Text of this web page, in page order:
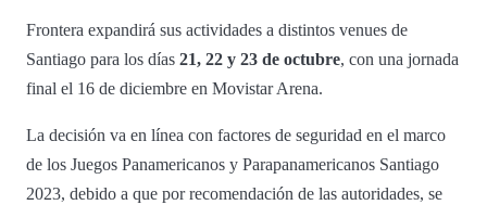
Frontera expandirá sus actividades a distintos venues de
Santiago para los días 21, 22 y 23 de octubre, con una jornada
final el 16 de diciembre en Movistar Arena.
La decisión va en línea con factores de seguridad en el marco
de los Juegos Panamericanos y Parapanamericanos Santiago
2023, debido a que por recomendación de las autoridades, se